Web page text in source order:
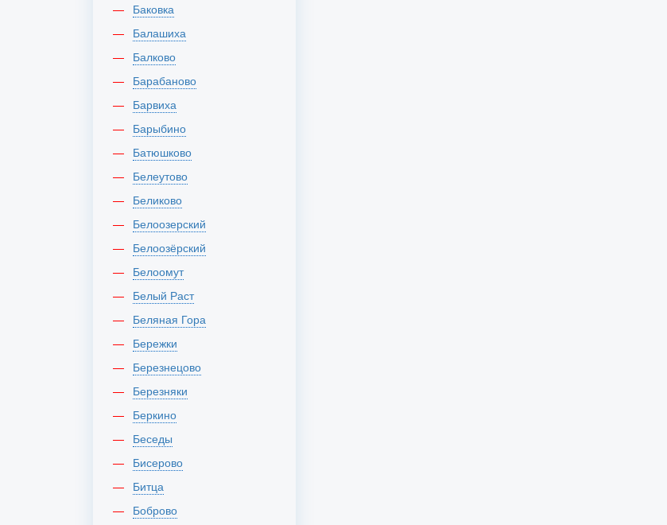
Баковка
Балашиха
Балково
Барабаново
Барвиха
Барыбино
Батюшково
Белеутово
Беликово
Белоозерский
Белоозёрский
Белоомут
Белый Раст
Беляная Гора
Бережки
Березнецово
Березняки
Беркино
Беседы
Бисерово
Битца
Боброво